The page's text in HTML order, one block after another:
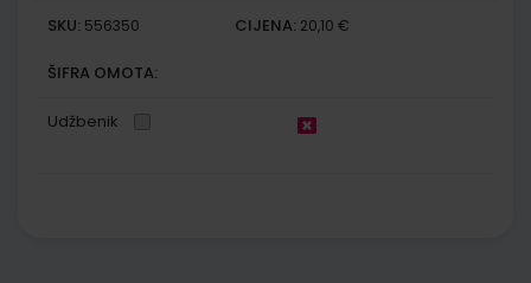
SKU: 556350 CIJENA: 20,10 €
ŠIFRA OMOTA:
Udžbenik